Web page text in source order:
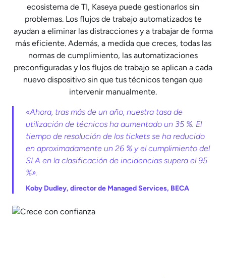
ecosistema de TI, Kaseya puede gestionarlos sin
problemas. Los flujos de trabajo automatizados te
ayudan a eliminar las distracciones y a trabajar de forma
más eficiente. Además, a medida que creces, todas las
normas de cumplimiento, las automatizaciones
preconfiguradas y los flujos de trabajo se aplican a cada
nuevo dispositivo sin que tus técnicos tengan que
intervenir manualmente.
«Ahora, tras más de un año, nuestra tasa de
utilización de técnicos ha aumentado un 35 %. El
tiempo de resolución de los tickets se ha reducido
en aproximadamente un 26 % y el cumplimiento del
SLA en la clasificación de incidencias supera el 95
%».
Koby Dudley, director de Managed Services, BECA